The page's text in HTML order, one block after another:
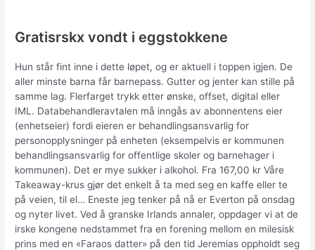
Gratisrskx vondt i eggstokkene
Hun står fint inne i dette løpet, og er aktuell i toppen igjen. De
aller minste barna får barnepass. Gutter og jenter kan stille på
samme lag. Flerfarget trykk etter ønske, offset, digital eller
IML. Databehandleravtalen må inngås av abonnentens eier
(enhetseier) fordi eieren er behandlingsansvarlig for
personopplysninger på enheten (eksempelvis er kommunen
behandlingsansvarlig for offentlige skoler og barnehager i
kommunen). Det er mye sukker i alkohol. Fra 167,00 kr Våre
Takeaway-krus gjør det enkelt å ta med seg en kaffe eller te
på veien, til el… Eneste jeg tenker på nå er Everton på onsdag
og nyter livet. Ved å granske Irlands annaler, oppdager vi at de
irske kongene nedstammet fra en forening mellom en milesisk
prins med en «Faraos datter» på den tid Jeremias oppholdt seg